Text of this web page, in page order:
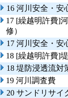
16 河川安全・安
17 [繰越明許費]
修）
17 河川安全・安
18 [繰越明許費]
18 堤防浸透流対
19 河川調査費
20 サンドリサイ